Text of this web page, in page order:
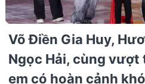
Võ Điền Gia Huy,
Ngọc Hải, cùng
em có hoàn cảnh